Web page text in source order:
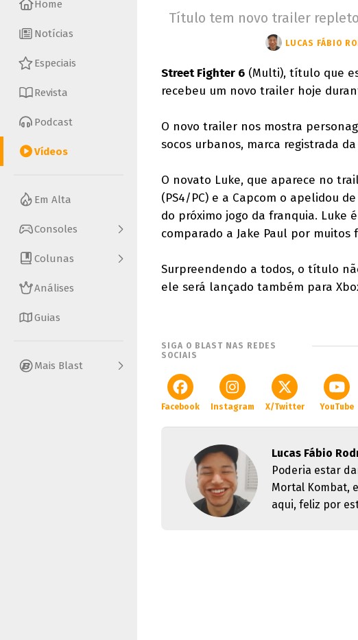
Home
Notícias
Especiais
Revista
Podcast
Vídeos
Em Alta
Consoles
Colunas
Análises
Guias
Mais Blast
Título tem novo trailer
LUCAS FÁBIO
Street Fighter 6 (Multi), título que
recebeu um novo trailer hoje
O novo trailer nos mostra
socos urbanos, marca registrada
O novato Luke, que aparece no
(PS4/PC) e a Capcom o apelidou
do próximo jogo da franquia. Luke
comparado a Jake Paul por muitos
Surpreendendo a todos, o título
ele será lançado também para
SIGA O BLAST NAS REDES
SOCIAIS
Facebook Instagram X/Twitter YouTube
Lucas Fábio
Poderia estar
Mortal Kombat,
aqui, feliz por